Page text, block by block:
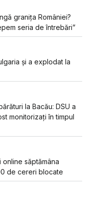
granița României?
seria de întrebări”
și a explodat la
la Bacău: DSU a
monitorizați în timpul
săptămâna
de cereri blocate